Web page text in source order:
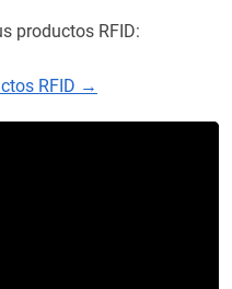
productos RFID:
RFID →